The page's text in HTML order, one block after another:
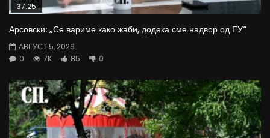
37:25
Арсовски: „Се вариме како жаби, додека сме надвор од ЕУ“
АВГУСТ 5, 2026
0
7K 85 0